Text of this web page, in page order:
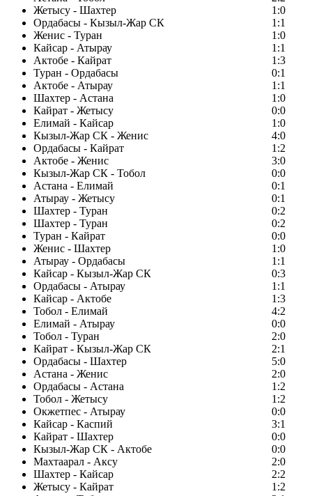
Жетысу - Шахтер
1:0
Ордабасы - Кызыл-Жар СК
1:1
Женис - Туран
1:0
Кайсар - Атырау
1:1
Актобе - Кайрат
1:3
Туран - Ордабасы
0:1
Актобе - Атырау
1:1
Шахтер - Астана
1:0
Кайрат - Жетысу
0:0
Елимай - Кайсар
1:0
Кызыл-Жар СК - Женис
4:0
Ордабасы - Кайрат
1:2
Актобе - Женис
3:0
Кызыл-Жар СК - Тобол
0:0
Астана - Елимай
0:1
Атырау - Жетысу
0:1
Шахтер - Туран
0:2
Шахтер - Туран
0:2
Туран - Кайрат
0:0
Женис - Шахтер
1:0
Атырау - Ордабасы
1:1
Кайсар - Кызыл-Жар СК
0:3
Ордабасы - Атырау
1:1
Кайсар - Актобе
1:3
Тобол - Елимай
4:2
Елимай - Атырау
0:0
Тобол - Туран
2:0
Кайрат - Кызыл-Жар СК
2:1
Ордабасы - Шахтер
5:0
Астана - Женис
2:0
Ордабасы - Астана
1:2
Тобол - Жетысу
1:2
Окжетпес - Атырау
0:0
Кайсар - Каспий
3:1
Кайрат - Шахтер
0:0
Кызыл-Жар СК - Актобе
0:0
Махтаарал - Аксу
2:0
Шахтер - Кайсар
2:2
Жетысу - Кайрат
1:2